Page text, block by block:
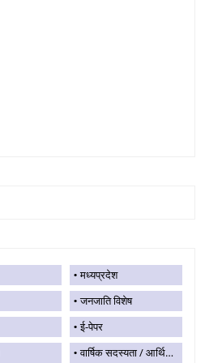
मध्यप्रदेश
जनजाति विशेष
ई-पेपर
वार्षिक सदस्यता / आर्थिक सहयोग